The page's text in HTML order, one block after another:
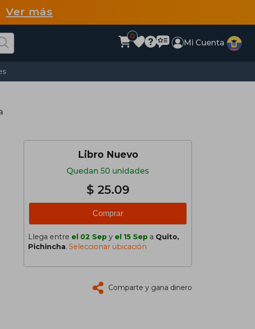
Ver más
0
Mi Cuenta
Libro Nuevo
Quedan 50 unidades
$ 25.09
Comprar
Llega entre el 02 Sep y el 15 Sep a Quito,
Pichincha. Seleccionar ubicación
Comparte y gana dinero